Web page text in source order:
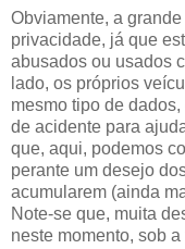
Obviamente, a
privacidade, já que
abusados ou usados
lado, os próprios
mesmo tipo de
de acidente para
que, aqui, podemos
perante um desejo
acumularem (ainda
Note-se que, muita
neste momento, sob